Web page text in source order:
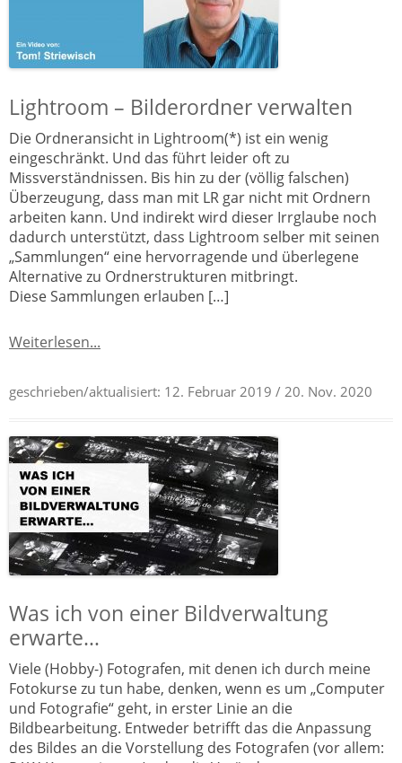
Lightroom – Bilderordner verwalten
Die Ordneransicht in Lightroom(*) ist ein wenig
eingeschränkt. Und das führt leider oft zu
Missverständnissen. Bis hin zu der (völlig falschen)
Überzeugung, dass man mit LR gar nicht mit Ordnern
arbeiten kann. Und indirekt wird dieser Irrglaube noch
dadurch unterstützt, dass Lightroom selber mit seinen
„Sammlungen“ eine hervorragende und überlegene
Alternative zu Ordnerstrukturen mitbringt.
Diese Sammlungen erlauben […]
Weiterlesen...
geschrieben/aktualisiert: 12. Februar 2019 / 20. Nov. 2020
Was ich von einer Bildverwaltung
erwarte…
Viele (Hobby-) Fotografen, mit denen ich durch meine
Fotokurse zu tun habe, denken, wenn es um „Computer
und Fotografie“ geht, in erster Linie an die
Bildbearbeitung. Entweder betrifft das die Anpassung
des Bildes an die Vorstellung des Fotografen (vor allem: